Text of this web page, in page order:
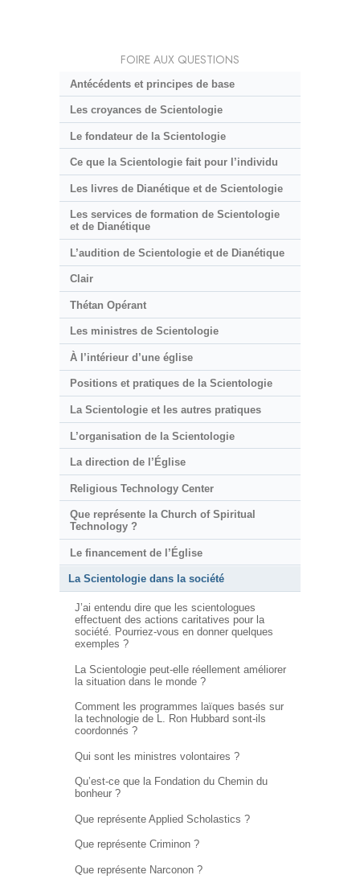
FOIRE AUX QUESTIONS
Antécédents et principes de base
Les croyances de Scientologie
Le fondateur de la Scientologie
Ce que la Scientologie fait pour l’individu
Les livres de Dianétique et de Scientologie
Les services de formation de Scientologie
et de Dianétique
L’audition de Scientologie et de Dianétique
Clair
Thétan Opérant
Les ministres de Scientologie
À l’intérieur d’une église
Positions et pratiques de la Scientologie
La Scientologie et les autres pratiques
L’organisation de la Scientologie
La direction de l’Église
Religious Technology Center
Que représente la Church of Spiritual
Technology ?
Le financement de l’Église
La Scientologie dans la société
J’ai entendu dire que les scientologues
effectuent des actions caritatives pour la
société. Pourriez-vous en donner quelques
exemples ?
La Scientologie peut-elle réellement améliorer
la situation dans le monde ?
Comment les programmes laïques basés sur
la technologie de L. Ron Hubbard sont-ils
coordonnés ?
Qui sont les ministres volontaires ?
Qu’est-ce que la Fondation du Chemin du
bonheur ?
Que représente Applied Scholastics ?
Que représente Criminon ?
Que représente Narconon ?